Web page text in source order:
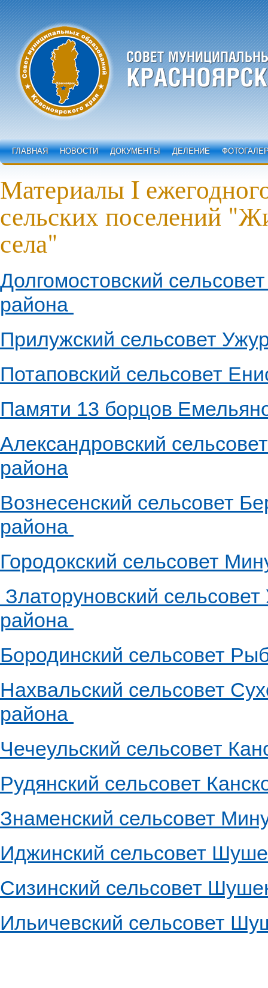
ГЛАВНАЯ НОВОСТИ ДОКУМЕНТЫ ДЕЛЕНИЕ
Материалы I
сельских поселений
села"
Долгомостовский
района
Прилужский сельсовет
Потаповский сельсовет
Памяти 13 борцов
Александровский
района
Вознесенский сельсовет
района
Городокский сельсовет
Златоруновский сельсовет
района
Бородинский сельсовет
Нахвальский сельсовет
района
Чечеульский сельсовет
Рудянский сельсовет
Знаменский сельсовет
Иджинский сельсовет
Сизинский сельсовет
Ильичевский сельсовет